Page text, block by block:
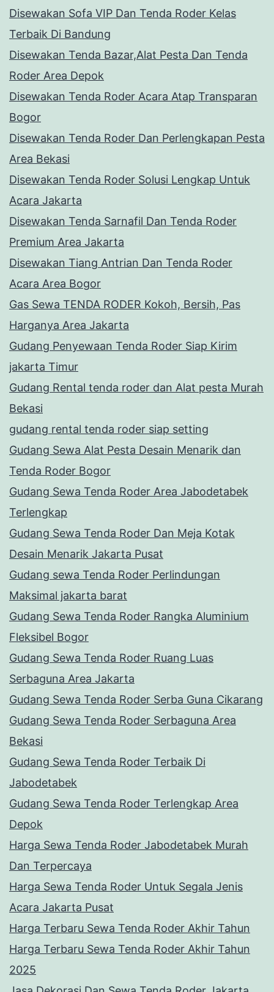
Disewakan Sofa VIP Dan Tenda Roder Kelas
Terbaik Di Bandung
Disewakan Tenda Bazar,Alat Pesta Dan Tenda
Roder Area Depok
Disewakan Tenda Roder Acara Atap Transparan
Bogor
Disewakan Tenda Roder Dan Perlengkapan Pesta
Area Bekasi
Disewakan Tenda Roder Solusi Lengkap Untuk
Acara Jakarta
Disewakan Tenda Sarnafil Dan Tenda Roder
Premium Area Jakarta
Disewakan Tiang Antrian Dan Tenda Roder
Acara Area Bogor
Gas Sewa TENDA RODER Kokoh, Bersih, Pas
Harganya Area Jakarta
Gudang Penyewaan Tenda Roder Siap Kirim
jakarta Timur
Gudang Rental tenda roder dan Alat pesta Murah
Bekasi
gudang rental tenda roder siap setting
Gudang Sewa Alat Pesta Desain Menarik dan
Tenda Roder Bogor
Gudang Sewa Tenda Roder Area Jabodetabek
Terlengkap
Gudang Sewa Tenda Roder Dan Meja Kotak
Desain Menarik Jakarta Pusat
Gudang sewa Tenda Roder Perlindungan
Maksimal jakarta barat
Gudang Sewa Tenda Roder Rangka Aluminium
Fleksibel Bogor
Gudang Sewa Tenda Roder Ruang Luas
Serbaguna Area Jakarta
Gudang Sewa Tenda Roder Serba Guna Cikarang
Gudang Sewa Tenda Roder Serbaguna Area
Bekasi
Gudang Sewa Tenda Roder Terbaik Di
Jabodetabek
Gudang Sewa Tenda Roder Terlengkap Area
Depok
Harga Sewa Tenda Roder Jabodetabek Murah
Dan Terpercaya
Harga Sewa Tenda Roder Untuk Segala Jenis
Acara Jakarta Pusat
Harga Terbaru Sewa Tenda Roder Akhir Tahun
Harga Terbaru Sewa Tenda Roder Akhir Tahun
2025